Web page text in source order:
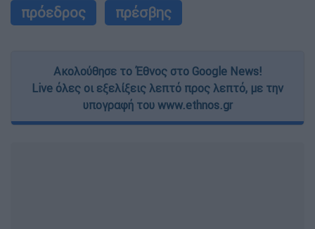
πρόεδρος
πρέσβης
Ακολούθησε το Έθνος στο Google News!
Live όλες οι εξελίξεις λεπτό προς λεπτό, με την
υπογραφή του www.ethnos.gr